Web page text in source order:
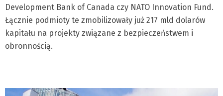
Development Bank of Canada czy NATO Innovation Fund.
Łącznie podmioty te zmobilizowały już 217 mld dolarów
kapitału na projekty związane z bezpieczeństwem i
obronnością.